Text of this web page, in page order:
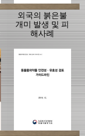
외국의 붉은불
개미 발생 및 피
해사례